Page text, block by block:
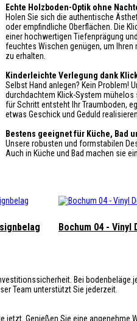
Bochum 04 - Vinyl
Echte Holzboden-Optik ohne
Holen Sie sich die authentische
oder empfindliche Oberflächen. Die
einer hochwertigen Tiefenprägung
feuchtes Wischen genügen, um
zu erhalten.
Kinderleichte Verlegung dank
Selbst Hand anlegen? Kein Problem!
durchdachtem Klick-System
für Schritt entsteht Ihr Traumboden,
etwas Geschick und Geduld
Bestens geeignet für Küche, Bad
Unsere robusten und formstabilen
Auch in Küche und Bad machen sie
Bei
Team unterstützt Sie jederzeit.
Genießen Sie eine angenehme